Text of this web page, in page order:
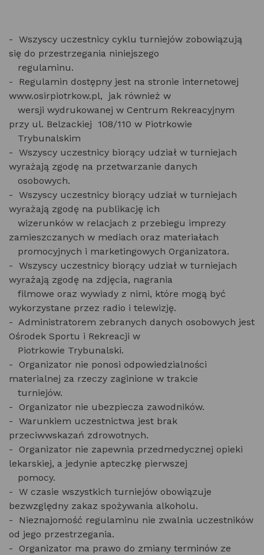
- Wszyscy uczestnicy cyklu turniejów zobowiązują
się do przestrzegania niniejszego
regulaminu.
- Regulamin dostępny jest na stronie internetowej
www.osirpiotrkow.pl, jak również w
wersji wydrukowanej w Centrum Rekreacyjnym
przy ul. Belzackiej 108/110 w Piotrkowie
Trybunalskim
- Wszyscy uczestnicy biorący udział w turniejach
wyrażają zgodę na przetwarzanie danych
osobowych.
- Wszyscy uczestnicy biorący udział w turniejach
wyrażają zgodę na publikację ich
wizerunków w relacjach z przebiegu imprezy
zamieszczanych w mediach oraz materiałach
promocyjnych i marketingowych Organizatora.
- Wszyscy uczestnicy biorący udział w turniejach
wyrażają zgodę na zdjęcia, nagrania
filmowe oraz wywiady z nimi, które mogą być
wykorzystane przez radio i telewizję.
- Administratorem zebranych danych osobowych jest
Ośrodek Sportu i Rekreacji w
Piotrkowie Trybunalski.
- Organizator nie ponosi odpowiedzialności
materialnej za rzeczy zaginione w trakcie
turniejów.
- Organizator nie ubezpiecza zawodników.
- Warunkiem uczestnictwa jest brak
przeciwwskazań zdrowotnych.
- Organizator nie zapewnia przedmedycznej opieki
lekarskiej, a jedynie apteczkę pierwszej
pomocy.
- W czasie wszystkich turniejów obowiązuje
bezwzględny zakaz spożywania alkoholu.
- Nieznajomość regulaminu nie zwalnia uczestników
od jego przestrzegania.
- Organizator ma prawo do zmiany terminów ze